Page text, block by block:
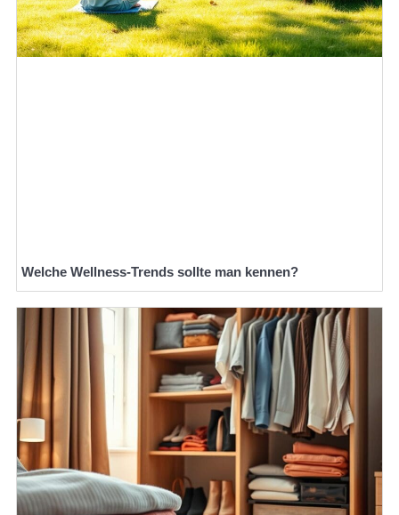
Welche Wellness-Trends sollte man kennen?